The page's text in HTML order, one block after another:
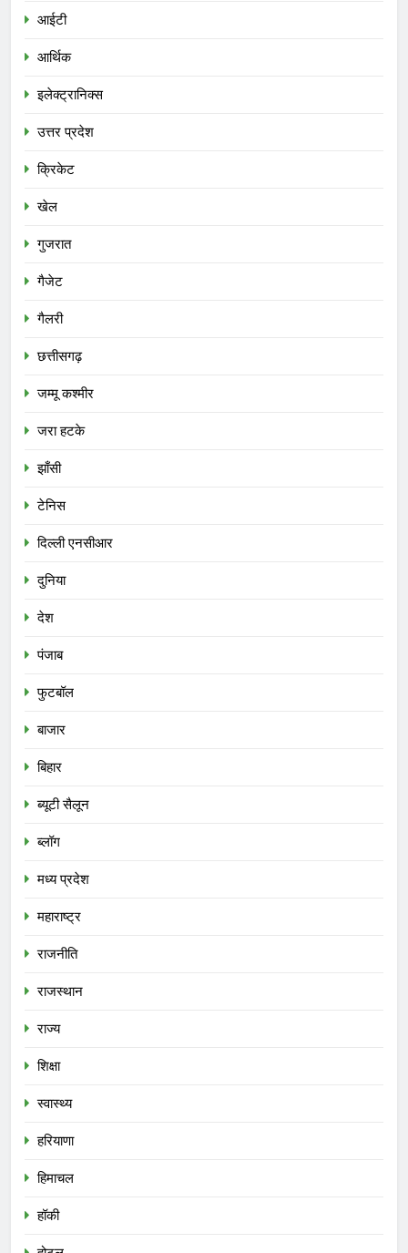
आईटी
आर्थिक
इलेक्ट्रानिक्स
उत्तर प्रदेश
क्रिकेट
खेल
गुजरात
गैजेट
गैलरी
छत्तीसगढ़
जम्मू कश्मीर
जरा हटके
झाँसी
टेनिस
दिल्ली एनसीआर
दुनिया
देश
पंजाब
फुटबॉल
बाजार
बिहार
ब्यूटी सैलून
ब्लॉग
मध्य प्रदेश
महाराष्ट्र
राजनीति
राजस्थान
राज्य
शिक्षा
स्वास्थ्य
हरियाणा
हिमाचल
हॉकी